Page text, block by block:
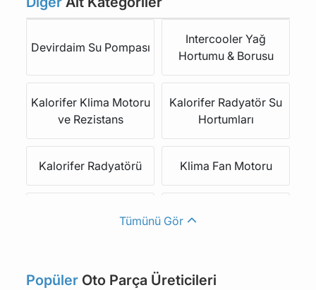
Devirdaim Su Pompası
Intercooler Yağ
Hortumu & Borusu
Kalorifer Klima Motoru
ve Rezistans
Kalorifer Radyatör Su
Hortumları
Kalorifer Radyatörü Klima Fan Motoru
Deposu
Tümünü Gör
Popüler Oto Parça Üreticileri